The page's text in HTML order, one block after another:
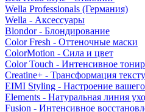
Wella Professionals (Германия)
Wella - Аксессуары
Blondor - Блондирование
Color Fresh - Оттеночные маски
ColorMotion - Сила и цвет
Color Touch - Интенсивное
Creatine+ - Трансформация
EIMI Styling - Настроение
Elements - Натуральная линия
Fusion - Интенсивное